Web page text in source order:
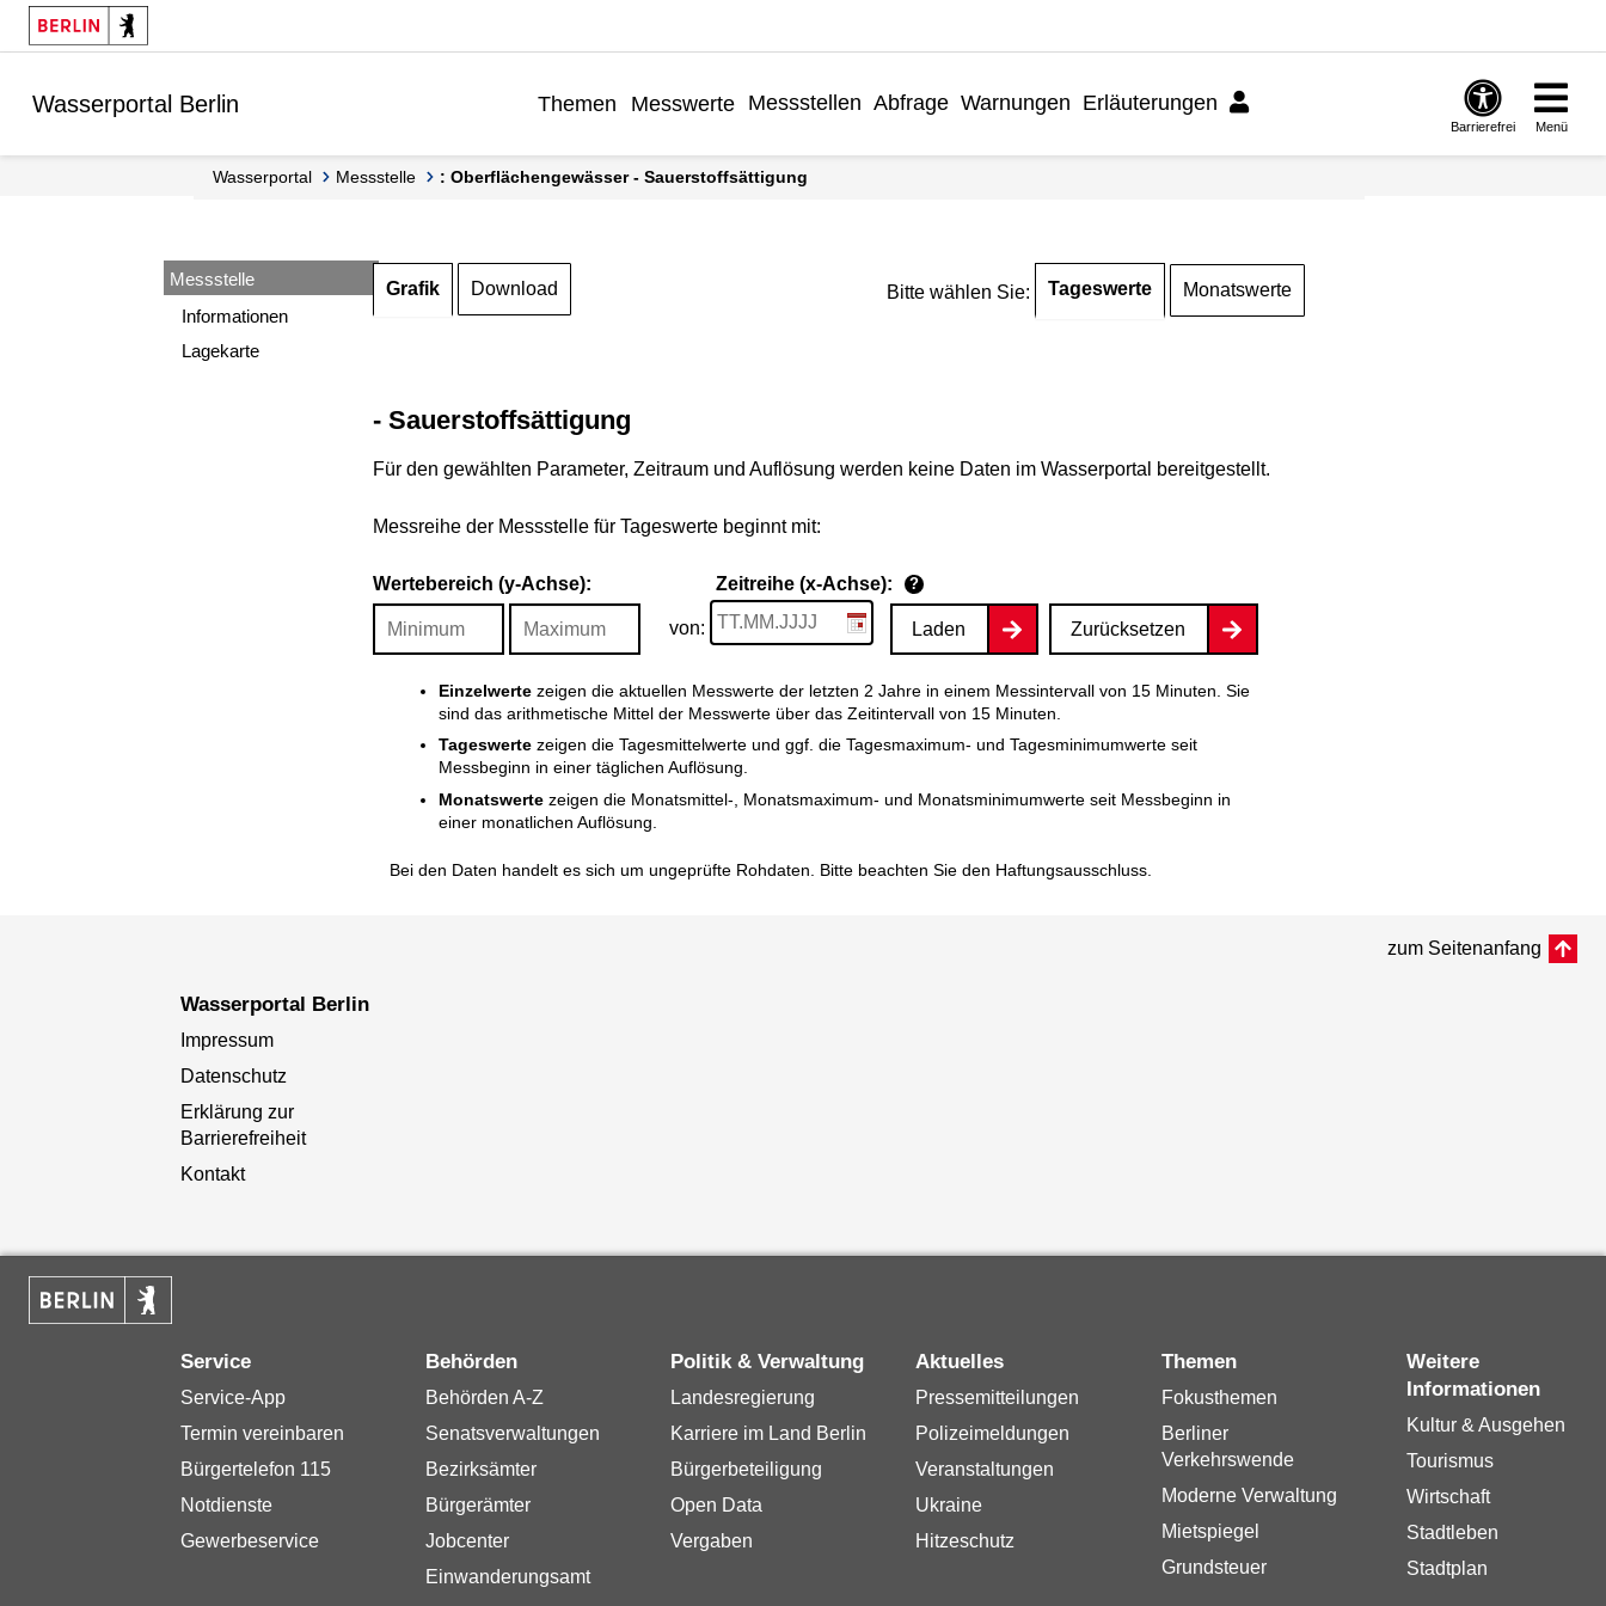
Springe zur Navigation
Springe zum Inhalt
Wasserportal Berlin Themen Messwerte Messstellen Abfrage Warnungen Erläuterungen
Barrierefrei Menü
Wasserportal Messstelle : Oberflächengewässer - Sauerstoffsättigung
Messstelle
Informationen
Lagekarte
Grafik Download Bitte wählen Sie: Tageswerte Monatswerte
- Sauerstoffsättigung
Für den gewählten Parameter, Zeitraum und Auflösung werden keine Daten im Wasserportal bereitgestellt.
Messreihe der Messstelle für Tageswerte beginnt mit:
Wertebereich (y-Achse): Zeitreihe (x-Achse): ?
von: Laden Zurücksetzen
Einzelwertezeigen die aktuellen Messwerte der letzten 2 Jahre in einem Messintervall von 15 Minuten. Sie
sind das arithmetische Mittel der Messwerte über das Zeitintervall von 15 Minuten.
Tageswertezeigen die Tagesmittelwerte und ggf. die Tagesmaximum- und Tagesminimumwerte seit
Messbeginn in einer täglichen Auflösung.
Monatswertezeigen die Monatsmittel-, Monatsmaximum- und Monatsminimumwerte seit Messbeginn in
einer monatlichen Auflösung.
Bei den Daten handelt es sich um ungeprüfte Rohdaten. Bitte beachten Sie den Haftungsausschluss.
zum Seitenanfang
Wasserportal Berlin
Impressum
Datenschutz
Erklärung zur
Barrierefreiheit
Kontakt
Service
Service-App
Termin vereinbaren
Bürgertelefon 115
Notdienste
Gewerbeservice
Behörden
Behörden A-Z
Senatsverwaltungen
Bezirksämter
Bürgerämter
Jobcenter
Einwanderungsamt
Politik & Verwaltung
Landesregierung
Karriere im Land Berlin
Bürgerbeteiligung
Open Data
Vergaben
Aktuelles
Pressemitteilungen
Polizeimeldungen
Veranstaltungen
Ukraine
Hitzeschutz
Themen
Fokusthemen
Berliner
Verkehrswende
Moderne Verwaltung
Mietspiegel
Grundsteuer
Weitere
Informationen
Kultur & Ausgehen
Tourismus
Wirtschaft
Stadtleben
Stadtplan